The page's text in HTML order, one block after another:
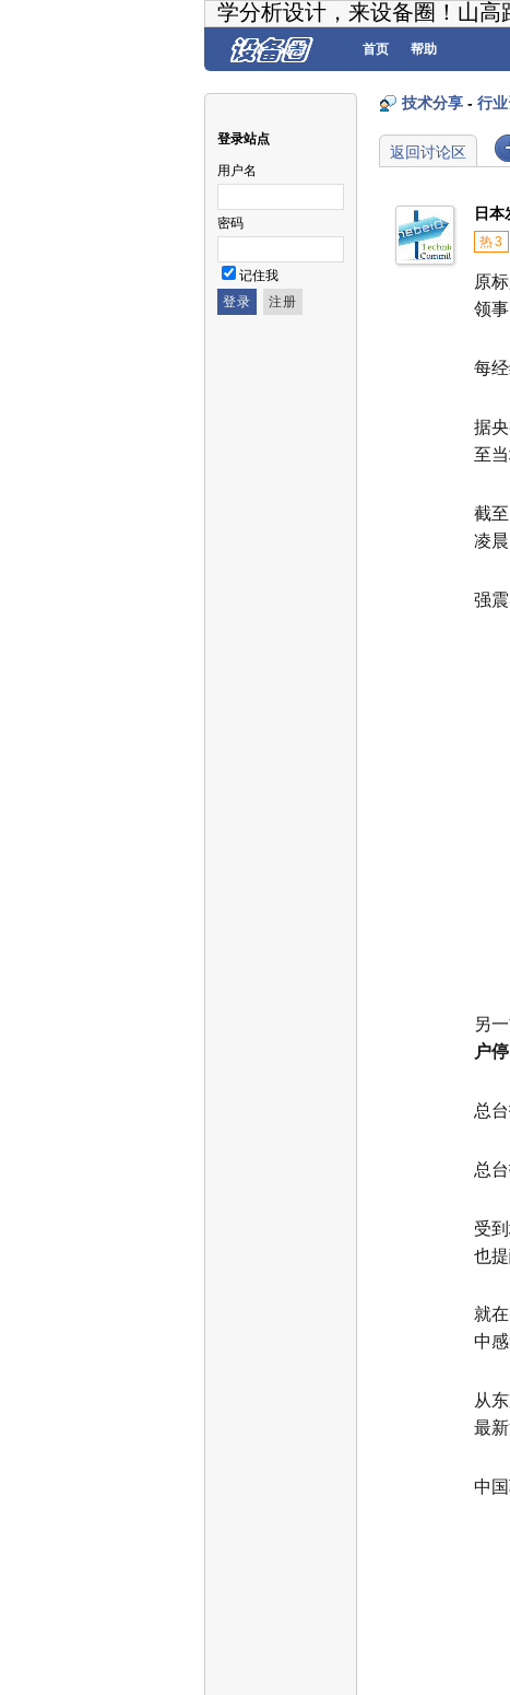
学分析设计，来设备圈！山高
首页 帮助
登录站点
用户名
密码
记住我
技术分享 - 行
返回讨论区
日
热3
原
领
每
据
至
截
凌
强
另
户
总
总
受
也
就
中
从
最
中